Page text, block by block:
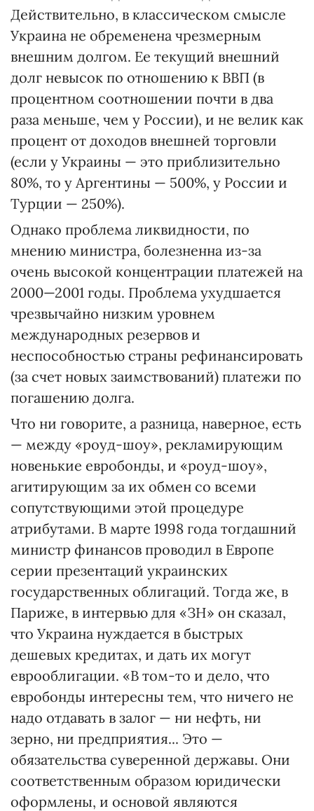
Действительно, в классическом смысле
Украина не обременена чрезмерным
внешним долгом. Ее текущий внешний
долг невысок по отношению к ВВП (в
процентном соотношении почти в два
раза меньше, чем у России), и не велик как
процент от доходов внешней торговли
(если у Украины — это приблизительно
80%, то у Аргентины — 500%, у России и
Турции — 250%).
Однако проблема ликвидности, по
мнению министра, болезненна из-за
очень высокой концентрации платежей на
2000—2001 годы. Проблема ухудшается
чрезвычайно низким уровнем
международных резервов и
неспособностью страны рефинансировать
(за счет новых заимствований) платежи по
погашению долга.
Что ни говорите, а разница, наверное, есть
— между «роуд-шоу», рекламирующим
новенькие евробонды, и «роуд-шоу»,
агитирующим за их обмен со всеми
сопутствующими этой процедуре
атрибутами. В марте 1998 года тогдашний
министр финансов проводил в Европе
серии презентаций украинских
государственных облигаций. Тогда же, в
Париже, в интервью для «ЗН» он сказал,
что Украина нуждается в быстрых
дешевых кредитах, и дать их могут
еврооблигации. «В том-то и дело, что
евробонды интересны тем, что ничего не
надо отдавать в залог — ни нефть, ни
зерно, ни предприятия... Это —
обязательства суверенной державы. Они
соответственным образом юридически
оформлены, и основой являются